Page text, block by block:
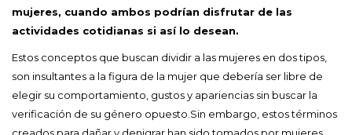
mujeres, cuando ambos podrían disfrutar de las
actividades cotidianas si así lo desean.
Estos conceptos que buscan dividir a las mujeres en dos tipos,
son insultantes a la figura de la mujer que debería ser libre de
elegir su comportamiento, gustos y apariencias sin buscar la
verificación de su género opuesto.Sin embargo, estos términos
creados para dañar y denigrar han sido tomados por mujeres